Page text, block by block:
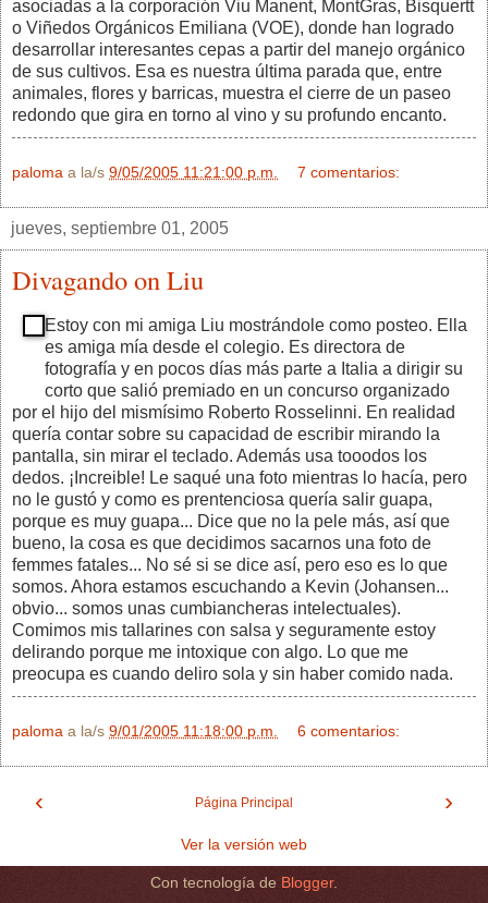
asociadas a la corporación Viu Manent, MontGras, Bisquertt
o Viñedos Orgánicos Emiliana (VOE), donde han logrado
desarrollar interesantes cepas a partir del manejo orgánico
de sus cultivos. Esa es nuestra última parada que, entre
animales, flores y barricas, muestra el cierre de un paseo
redondo que gira en torno al vino y su profundo encanto.
paloma a la/s 9/05/2005 11:21:00 p.m. 7 comentarios:
jueves, septiembre 01, 2005
Divagando on Liu
Estoy con mi amiga Liu mostrándole como posteo. Ella
es amiga mía desde el colegio. Es directora de
fotografía y en pocos días más parte a Italia a dirigir su
corto que salió premiado en un concurso organizado
por el hijo del mismísimo Roberto Rosselinni. En realidad
quería contar sobre su capacidad de escribir mirando la
pantalla, sin mirar el teclado. Además usa tooodos los
dedos. ¡Increible! Le saqué una foto mientras lo hacía, pero
no le gustó y como es prentenciosa quería salir guapa,
porque es muy guapa... Dice que no la pele más, así que
bueno, la cosa es que decidimos sacarnos una foto de
femmes fatales... No sé si se dice así, pero eso es lo que
somos. Ahora estamos escuchando a Kevin (Johansen...
obvio... somos unas cumbiancheras intelectuales).
Comimos mis tallarines con salsa y seguramente estoy
delirando porque me intoxique con algo. Lo que me
preocupa es cuando deliro sola y sin haber comido nada.
paloma a la/s 9/01/2005 11:18:00 p.m. 6 comentarios:
‹ ›
Página Principal
Ver la versión web
Con tecnología de Blogger.